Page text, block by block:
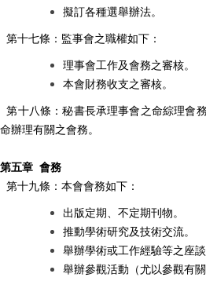
擬訂各種選舉辦法。
第十七條：監事會之職權如下：
理事會工作及會務之審核。
本會財務收支之審核。
第十八條：秘書長承理事會之命綜理會
命辦理有關之會務。
第五章 會務
第十九條：本會會務如下：
出版定期、不定期刊物。
推動學術研究及技術交流。
舉辦學術或工作經驗等之座談
舉辦參觀活動（尤以參觀有